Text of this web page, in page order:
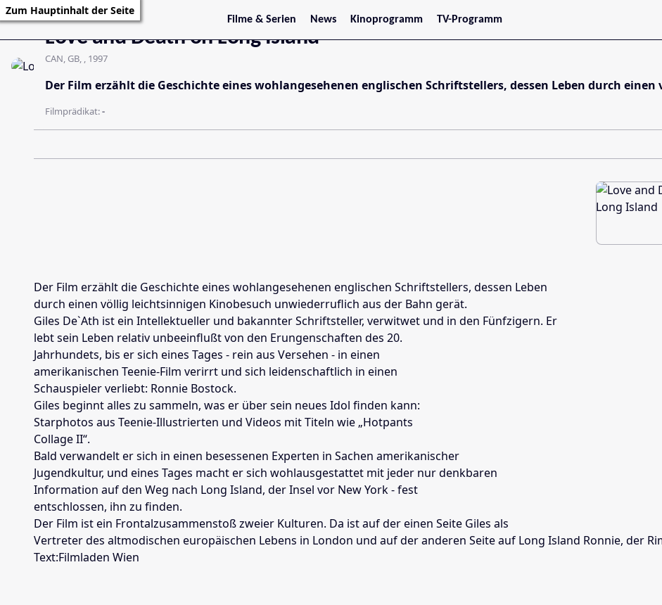
Zum Hauptinhalt der Seite
Filme & Serien
Trailer
Serienarchiv
News
Stars
Kinoprogramm
Jetzt im Kino
Niederösterreich
Oberösterreich
Tirol
TV-Programm
Film
Love and Death on Long Island
CAN, GB, , 1997
Der Film erzählt die Geschichte eines wohlangesehenen englischen Schriftstellers, dessen Leben durch
Filmprädikat:-
Der Film erzählt die Geschichte eines wohlangesehenen englischen Schriftstellers, dessen Leben
durch einen völlig leichtsinnigen Kinobesuch unwiederruflich aus der Bahn gerät.
Giles De`Ath ist ein Intellektueller und bakannter Schriftsteller, verwitwet und in den Fünfzigern. Er
lebt sein Leben relativ unbeeinflußt von den Erungenschaften des 20.
Jahrhundets, bis er sich eines Tages - rein aus Versehen - in einen
amerikanischen Teenie-Film verirrt und sich leidenschaftlich in einen
Schauspieler verliebt: Ronnie Bostock.
Giles beginnt alles zu sammeln, was er über sein neues Idol finden kann:
Starphotos aus Teenie-Illustrierten und Videos mit Titeln wie „Hotpants
Collage II“.
Bald verwandelt er sich in einen besessenen Experten in Sachen amerikanischer
Jugendkultur, und eines Tages macht er sich wohlausgestattet mit jeder nur denkbaren
Information auf den Weg nach Long Island, der Insel vor New York - fest
entschlossen, ihn zu finden.
Der Film ist ein Frontalzusammenstoß zweier Kulturen. Da ist auf der einen Seite Giles als
Vertreter des altmodischen europäischen Lebens in London und auf der anderen Seite auf Long Island Ronnie, der
Text:Filmladen Wien